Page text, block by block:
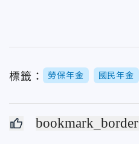
標籤： 勞保年金 國民年金
bookmark_border